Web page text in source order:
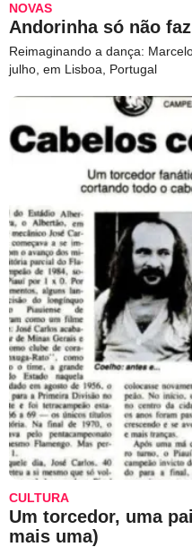
NOVAS
Andorinha só não
Reimaginando a dança:
julho, em Lisboa, Portugal
CULTURA
Um torcedor, uma
mais uma)